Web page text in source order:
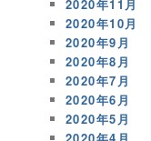
2020年11月
2020年10月
2020年9月
2020年8月
2020年7月
2020年6月
2020年5月